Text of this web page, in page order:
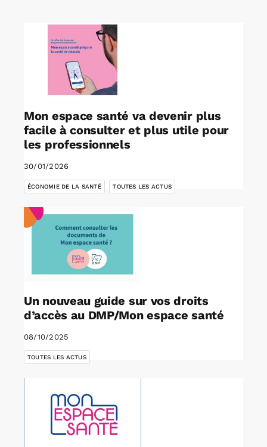
Annonces emploi
Mon espace santé va devenir plus
facile à consulter et plus utile pour
les professionnels
30/01/2026
ÉCONOMIE DE LA SANTÉ TOUTES LES ACTUS
Un nouveau guide sur vos droits
d’accès au DMP/Mon espace santé
08/10/2025
TOUTES LES ACTUS